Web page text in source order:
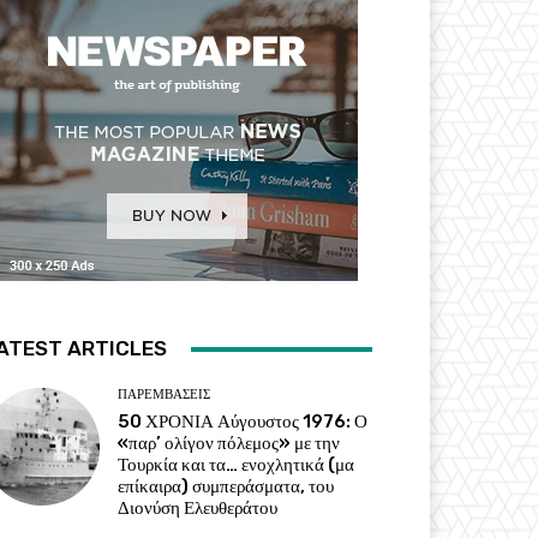
ARTICLES
ΠΑΡΕΜΒΑΣΕΙΣ
50 ΧΡΟΝΙΑ Αύγουστος 1976: Ο
«παρ’ ολίγον πόλεμος» με την
Τουρκία και τα… ενοχλητικά (μα
επίκαιρα) συμπεράσματα, του
Διονύση Ελευθεράτου